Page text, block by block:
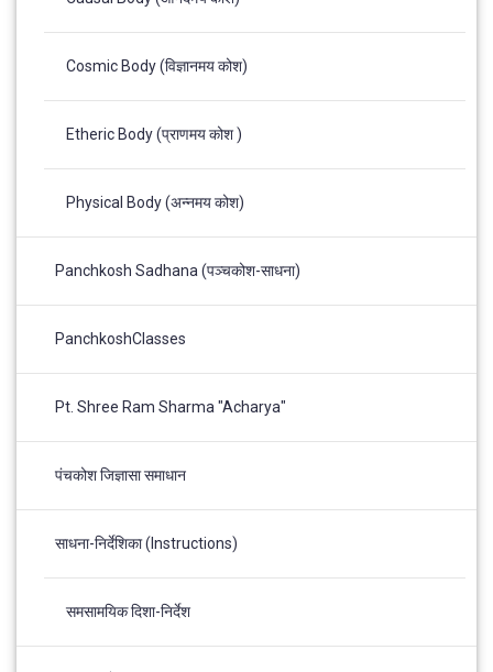
Cosmic Body (विज्ञानमय कोश)
Etheric Body (प्राणमय कोश )
Physical Body (अन्नमय कोश)
Panchkosh Sadhana (पञ्चकोश-साधना)
PanchkoshClasses
Pt. Shree Ram Sharma "Acharya"
पंचकोश जिज्ञासा समाधान
साधना-निर्देशिका (Instructions)
समसामयिक दिशा-निर्देश